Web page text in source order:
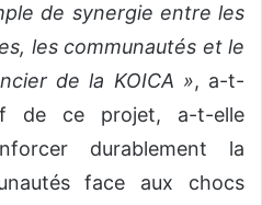
de synergie entre les
les communautés et le
de la KOICA », a-t-
de ce projet, a-t-elle
durablement la
face aux chocs